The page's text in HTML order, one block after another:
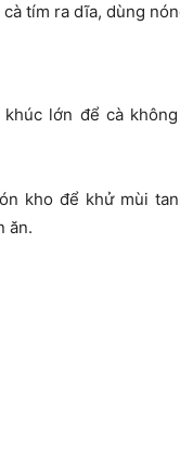
tím ra dĩa, dùng
khúc lớn để cà
kho để khử mùi
ăn.